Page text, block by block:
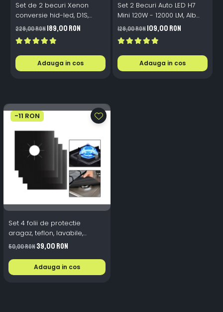
Set de 2 becuri Xenon
conversie hid-led, D1S,
120W, 12.000lm, Canbus,
Miez Cupru, Radiator
Aluminiu, Premium, Alb
Rece
229,00 RON189,00 RON
Adauga in cos
Set 2 Becuri Auto LED H7
Mini 120W - 12000 LM, Alb
Rece 6500K, Canbus
Integrat + Ventilator Răcire,
Plug & Play, 12-18V
129,00 RON109,00 RON
Adauga in cos
-11 RON
Set 4 folii de protectie
aragaz, teflon, lavabile,
reutilizabile, Negru/Gri
50,00 RON39,00 RON
Adauga in cos